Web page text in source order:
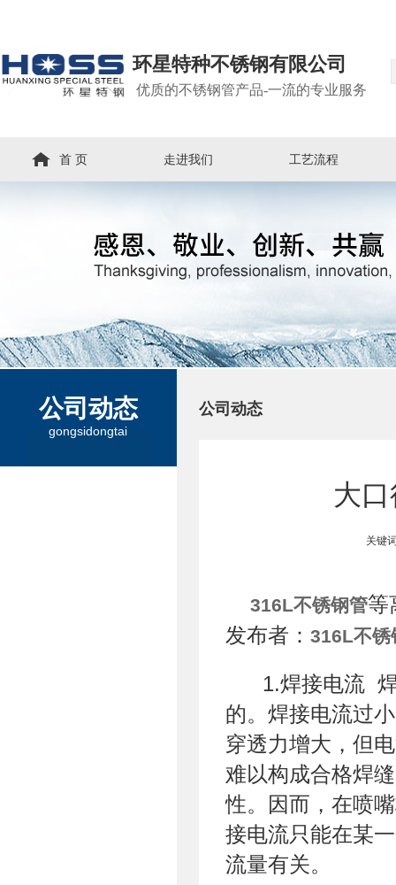
环星特种不锈钢有限公司
优质的不锈钢管产品-一流的专业服务
首 页 走进我们 工艺流程
公司动态
gongsidongtai
公司动态
大
关键
316L不锈钢管等
发布者： 316L不锈
1.焊接电流
的。焊接电流过
穿透力增大，但
难以构成合格焊
性。因而，在喷
接电流只能在某
流量有关。